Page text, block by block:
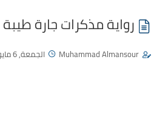
رواية مذكرات جارة طيبة
Muhammad Almansour الجمعة, 6 مايو 2022 - 04:39 م